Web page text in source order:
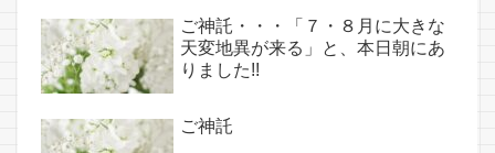
点であり古代太陽信仰の中心点で
もある伊弉諾宮、他3ヵ所へのご
神託あり！！
ご神託・・・「７・８月に大きな
天変地異が来る」と、本日朝にあ
りました!!
ご神託